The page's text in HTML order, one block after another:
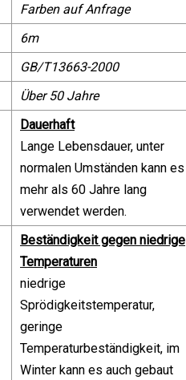
Farben auf Anfrage
6m
GB/T13663-2000
Über 50 Jahre
Dauerhaft
Lange Lebensdauer, unter
normalen Umständen kann es
mehr als 60 Jahre lang
verwendet werden.
Beständigkeit gegen niedrige
Temperaturen
niedrige
Sprödigkeitstemperatur,
geringe
Temperaturbeständigkeit, im
Winter kann es auch gebaut